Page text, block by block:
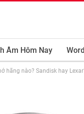
Âm Hôm Nay
hãng nào? Sandisk hay